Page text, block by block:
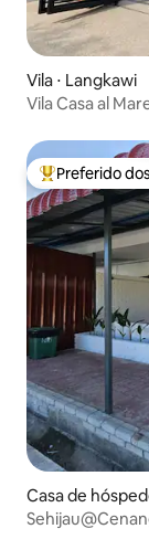
Vila ⋅ Langkawi
Vila Casa al
Entre os
Preferido
Casa de